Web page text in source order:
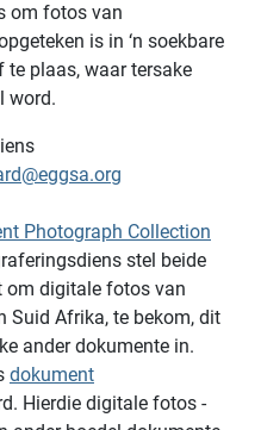
om fotos van
is in ‘n soekbare
te plaas, waar tersake
word.
Photograph Collection
stel beide
om digitale fotos van
Suid Afrika, te bekom, dit
ander dokumente in.
dokument
Hierdie digitale fotos -